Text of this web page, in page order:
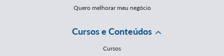
Quero melhorar meu negócio
Cursos e Conteúdos
Cursos